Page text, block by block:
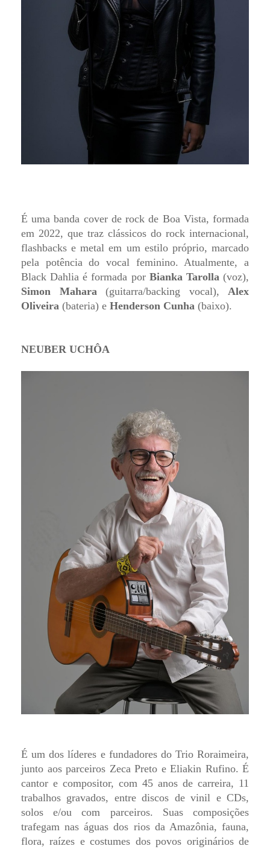
É uma banda cover de rock de Boa Vista, formada
em 2022, que traz clássicos do rock internacional,
flashbacks e metal em um estilo próprio, marcado
pela potência do vocal feminino. Atualmente, a
Black Dahlia é formada por Bianka Tarolla (voz),
Simon Mahara (guitarra/backing vocal), Alex
Oliveira (bateria) e Henderson Cunha (baixo).
NEUBER UCHÔA
É um dos líderes e fundadores do Trio Roraimeira,
junto aos parceiros Zeca Preto e Eliakin Rufino. É
cantor e compositor, com 45 anos de carreira, 11
trabalhos gravados, entre discos de vinil e CDs,
solos e/ou com parceiros. Suas composições
trafegam nas águas dos rios da Amazônia, fauna,
flora, raízes e costumes dos povos originários de